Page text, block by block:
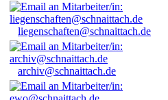
liegenschaften@schnaittach.de
archiv@schnaittach.de